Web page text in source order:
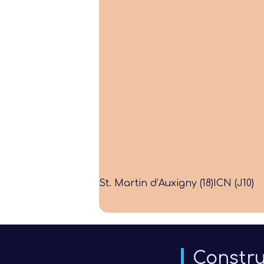
St. Martin d’Auxigny (18)ICN (J10)